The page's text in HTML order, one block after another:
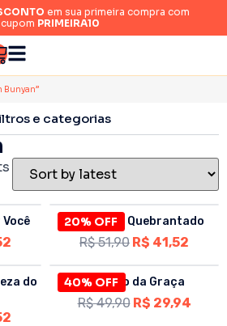
em sua primeira compra com
PRIMEIRA10
Bunyan”
e categorias
20% OFF
O Coração Quebrantado
R$51,90 R$ 41,52
do
40% OFF
O Trono da Graça
R$49,90 R$ 29,94